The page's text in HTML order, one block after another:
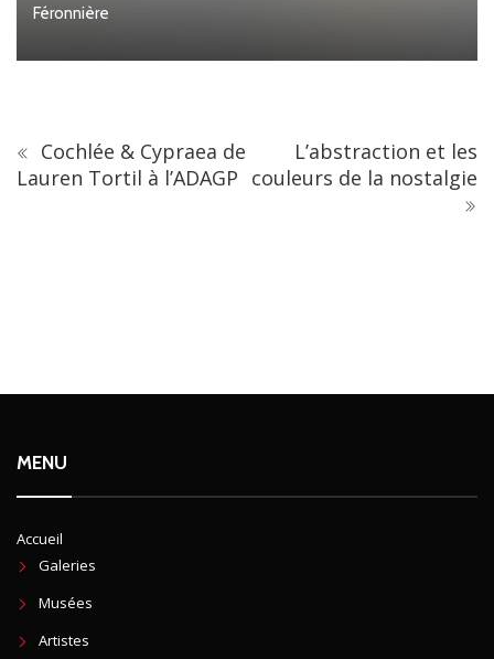
Féronnière
Cochlée & Cypraea de
Lauren Tortil à l’ADAGP
L’abstraction et les
couleurs de la nostalgie
MENU
Accueil
Galeries
Musées
Artistes